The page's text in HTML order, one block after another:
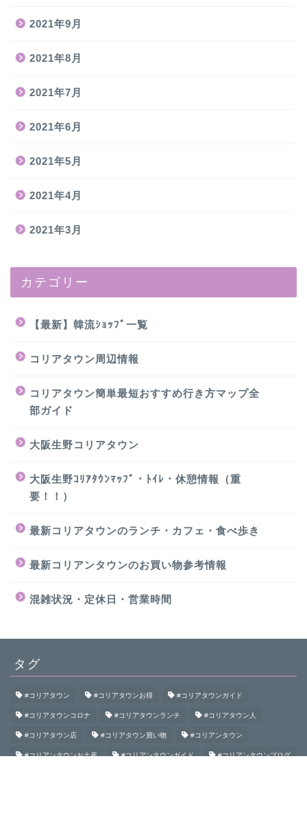
2021年9月
2021年8月
2021年7月
2021年6月
2021年5月
2021年4月
2021年3月
カテゴリー
【最新】韓流ｼｮｯﾌﾟ一覧
コリアタウン周辺情報
コリアタウン簡単最短おすすめ行き方マップ全
部ガイド
大阪生野コリアタウン
大阪生野ｺﾘｱﾀｳﾝﾏｯﾌﾟ・ﾄｲﾚ・休憩情報（重
要！！）
最新コリアタウンのランチ・カフェ・食べ歩き
最新コリアンタウンのお買い物参考情報
混雑状況・定休日・営業時間
タグ
#コリアタウン #コリアタウンお得 #コリアタウンガイド
#コリアタウンコロナ #コリアタウンランチ #コリアタウン人
#コリアタウン店 #コリアタウン買い物 #コリアンタウン
#コリアンタウンお土産 #コリアンタウンガイド #コリアンタウンブログ